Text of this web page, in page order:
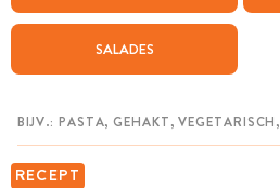
SALADES
RECEPT
WEEKMENU
CHAT MET MAIA
MIJN BEWAARDE RECEPTEN